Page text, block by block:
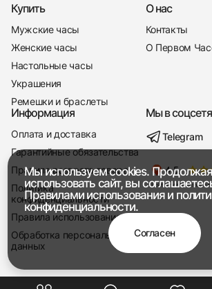
+7 916 221-
Мы насвязи 08:00 —
Купить
Мужские часы
Женские часы
Настольные часы
Украшения
Ремешки и браслеты
О нас
Контакты
О Первом
Информация
Оплата и доставка
Гарантийные обязательства
Правила возврата товара
Политика
конфиденциальности
Правила использования
Обработка персональных
данных
Мы в
Telegram
Мы используем cookies. Продолжая
использовать сайт, вы
Правилами использованияи
конфиденциальности.
Согласен